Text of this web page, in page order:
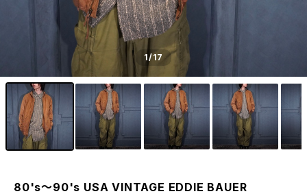
1/17
80's～90's USA VINTAGE EDDIE BAUER